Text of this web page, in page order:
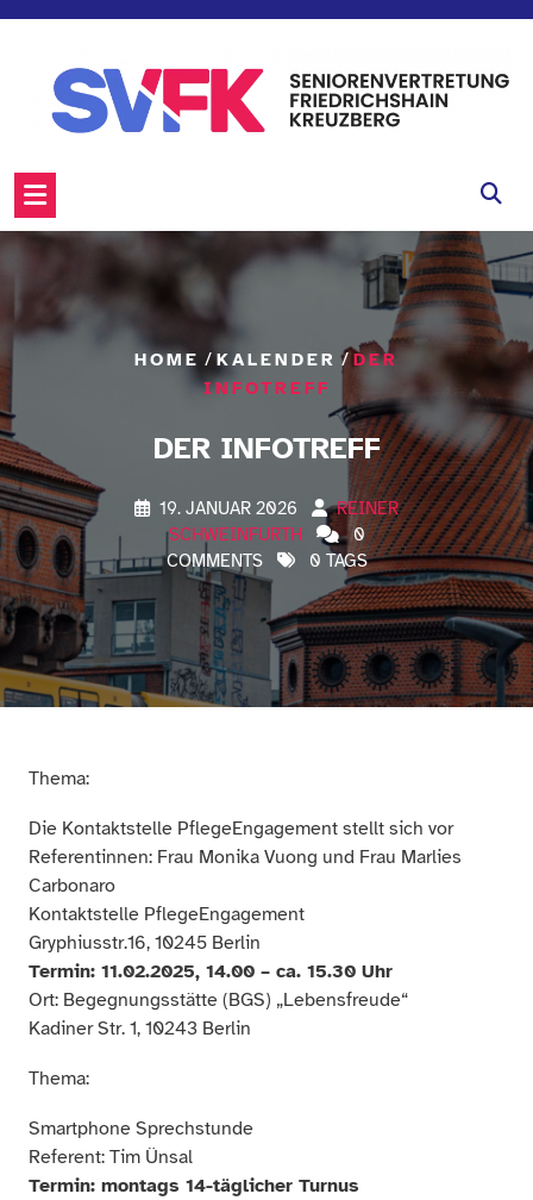
Skip
content
HOME /KALENDER / DER
INFOTREFF
DER INFOTREFF
19. JANUAR 2026
REINER
SCHWEINFURTH
0
COMMENTS
0 TAGS
Thema:
Die Kontaktstelle PflegeEngagement stellt sich vor
Referentinnen: Frau Monika Vuong und Frau Marlies
Carbonaro
Kontaktstelle PflegeEngagement
Gryphiusstr.16, 10245 Berlin
Termin: 11.02.2025, 14.00 – ca. 15.30 Uhr
Ort: Begegnungsstätte (BGS) „Lebensfreude“
Kadiner Str. 1, 10243 Berlin
Thema:
Smartphone Sprechstunde
Referent: Tim Ünsal
Termin: montags 14-täglicher Turnus